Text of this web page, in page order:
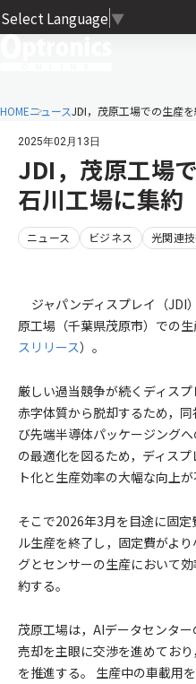
Select Language ▼
HOMEニュースJDI，茂原工場での生産
2025年02月13日
JDI，茂原工場
石川工場に集約
ニュース ビジネス 光関連
ジャパンディスプレイ（JDI
原工場（千葉県茂原市）での
スリリース）。
厳しい過当競争が続くディス
赤字体質から脱却するため，
び先端半導体パッケージング
の最適化を図るため，ディス
ト化と生産効率の大幅な向上が
そこで2026年3月を目途に固
ル生産を終了し，固定費がよ
グとセンサーの生産において
約する。
茂原工場は，AIデータセンタ
売却を主眼に交渉を進めてお
を推進する。 生産中の車載用